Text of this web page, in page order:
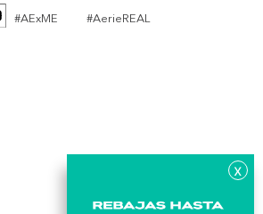
x
#AExME #AerieREAL